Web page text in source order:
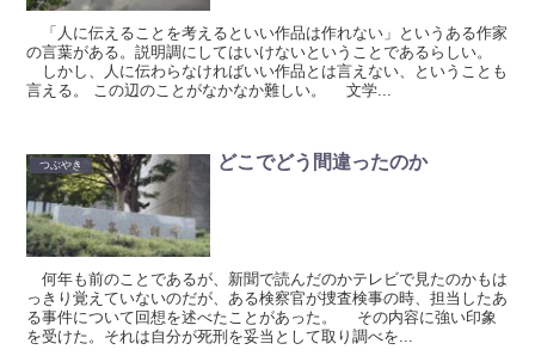
「人に伝えることを考えるといい作品は作れない」というある作家
の言葉がある。説明調にしてはいけないということであるらしい。
しかし、人に伝わらなければいい作品とは言えない、ということも
言える。 この辺のことがなかなか難しい。 文学...
つぶやき どこでどう間違ったのか
何年も前のことであるが、新聞で読んだのかテレビで見たのかもは
っきり覚えていないのだが、ある検察官が捜査検事の時、担当したあ
る事件について回想を述べたことがあった。 その内容に強い印象
を受けた。それは自分が死刑を妥当として取り調べを...